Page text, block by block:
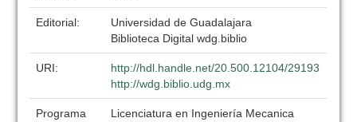
Editorial:
Universidad de Guadalajara
Biblioteca Digital wdg.biblio
URI:
http://hdl.handle.net/20.500.12104/29193
http://wdg.biblio.udg.mx
Programa
Licenciatura en Ingeniería Mecanica